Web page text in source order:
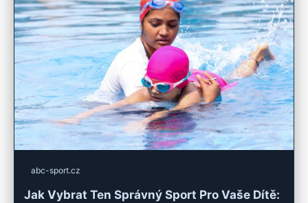
abc-sport.cz
Jak Vybrat Ten Správný Sport Pro Vaše Dítě: